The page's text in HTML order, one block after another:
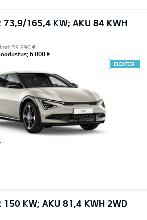
73,9/165,4 KW; AKU 84 KWH
59 890 €
6 000 €
ELEKTER
150 KW; AKU 81,4 KWH 2WD